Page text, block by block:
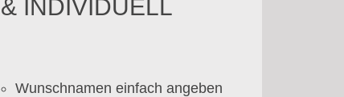
& INDIVIDUELL
Wunschnamen einfach angeben